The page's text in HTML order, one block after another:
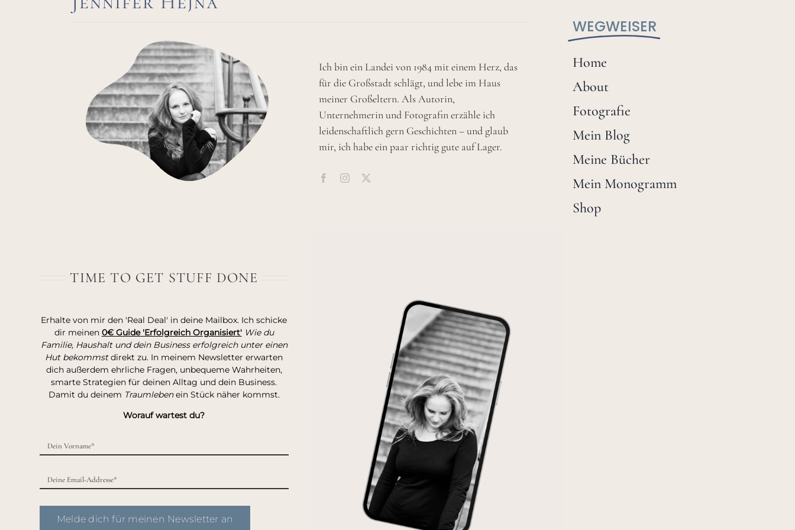
Ich bin ein Landei von 1984 mit einem Herz, das
für die Großstadt schlägt, und lebe im Haus
meiner Großeltern. Als Autorin,
Unternehmerin und Fotografin erzähle ich
leidenschaftlich gern Geschichten – und glaub
mir, ich habe ein paar richtig gute auf Lager.
WEGWEISER
Home
About
Fotografie
Mein Blog
Meine Bücher
Mein Monogramm
Shop
TIME TO GET STUFF DONE
Erhalte von mir den 'Real Deal' in deine Mailbox. Ich schicke
dir meinen 0€ Guide 'Erfolgreich Organisiert' Wie du
Familie, Haushalt und dein Business erfolgreich unter einen
Hut bekommstdirekt zu. In meinem Newsletter erwarten
dich außerdem ehrliche Fragen, unbequeme Wahrheiten,
smarte Strategien für deinen Alltag und dein Business.
Damit du deinem Traumlebenein Stück näher kommst.
Worauf wartest du?
Melde dich für meinen Newsletter an